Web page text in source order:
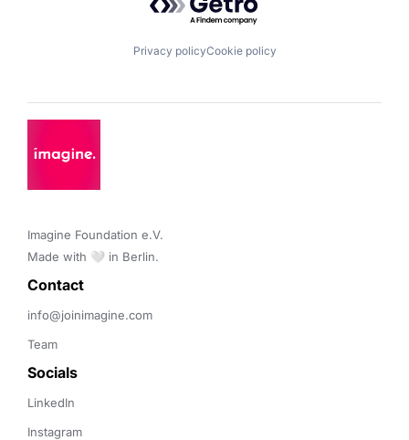
Privacy policyCookie policy
Imagine Foundation e.V.
Made with 🤍 in Berlin.
Contact
info@joinimagine.com
Team
Socials
LinkedIn
Instagram